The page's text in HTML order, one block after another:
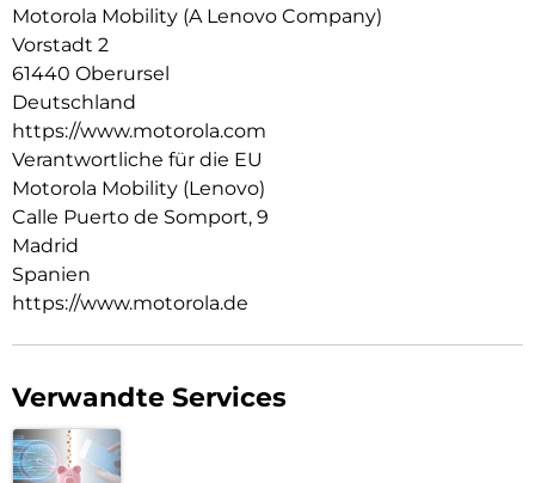
endlose Workouts. Die moto watch fit – stylisch und smart
in jeder Hinsicht.
Motorola Mobility (A Lenovo Company)
Vorstadt 2
61440 Oberursel
Deutschland
https://www.motorola.com
Verantwortliche für die EU
Motorola Mobility (Lenovo)
Calle Puerto de Somport, 9
Madrid
Spanien
https://www.motorola.de
Verwandte Services